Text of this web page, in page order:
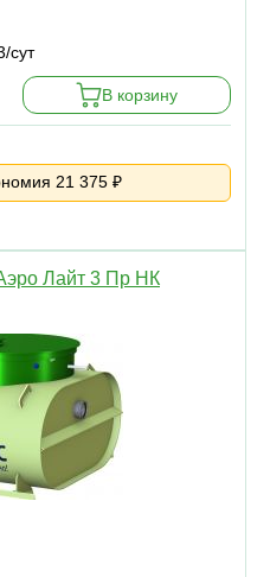
сут
В корзину
21 375 ₽
Лайт 3 Пр НК